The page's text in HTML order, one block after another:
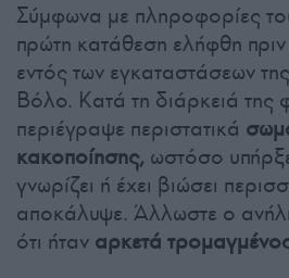
Σύμφωνα με πληροφορίες
πρώτη κατάθεση ελήφθη
εντός των εγκαταστάσεων
Βόλο. Κατά τη διάρκειά της
περιέγραψε περιστατικά
κακοποίησης, ωστόσο
γνωρίζει ή έχει βιώσει
αποκάλυψε. Άλλωστε ο
ότι ήταν αρκετά